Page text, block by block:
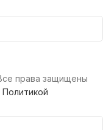
права защищены
Политикой